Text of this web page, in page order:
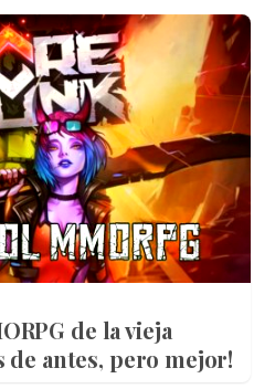
de la vieja
de antes, pero mejor!